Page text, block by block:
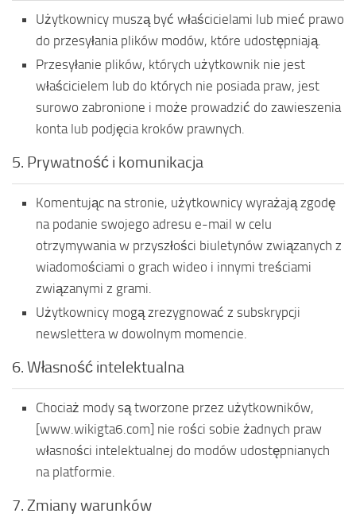
Użytkownicy muszą być właścicielami lub mieć prawo
do przesyłania plików modów, które udostępniają.
Przesyłanie plików, których użytkownik nie jest
właścicielem lub do których nie posiada praw, jest
surowo zabronione i może prowadzić do zawieszenia
konta lub podjęcia kroków prawnych.
5. Prywatność i komunikacja
Komentując na stronie, użytkownicy wyrażają zgodę
na podanie swojego adresu e-mail w celu
otrzymywania w przyszłości biuletynów związanych z
wiadomościami o grach wideo i innymi treściami
związanymi z grami.
Użytkownicy mogą zrezygnować z subskrypcji
newslettera w dowolnym momencie.
6. Własność intelektualna
Chociaż mody są tworzone przez użytkowników,
[www.wikigta6.com] nie rości sobie żadnych praw
własności intelektualnej do modów udostępnianych
na platformie.
7. Zmiany warunków